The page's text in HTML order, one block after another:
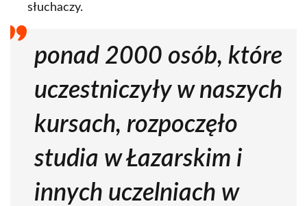
słuchaczy.
ponad 2000 osób, które
uczestniczyły w naszych
kursach, rozpoczęło
studia w Łazarskim i
innych uczelniach w